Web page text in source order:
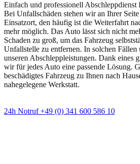
Einfach und professionell Abschleppdienst
Bei Unfallschäden stehen wir an Ihrer
Einsatzort, den häufig ist die Weiterfahrt
mehr möglich. Das Auto lässt sich nicht
Schaden zu groß, um das Fahrzeug
Unfallstelle zu entfernen. In solchen
unseren Abschleppleistungen. Dank eines
wir für jedes Auto eine passende Lösung.
beschädigtes Fahrzeug zu Ihnen nach
nahegelegene Werkstatt.
24h Notruf +49 (0) 341 600 586 10